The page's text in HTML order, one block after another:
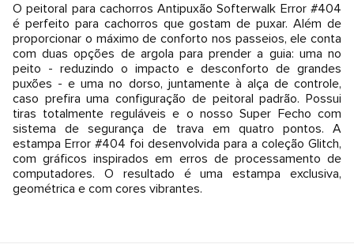
O peitoral para cachorros Antipuxão Softerwalk Error #404
é perfeito para cachorros que gostam de puxar. Além de
proporcionar o máximo de conforto nos passeios, ele conta
com duas opções de argola para prender a guia: uma no
peito - reduzindo o impacto e desconforto de grandes
puxões - e uma no dorso, juntamente à alça de controle,
caso prefira uma configuração de peitoral padrão. Possui
tiras totalmente reguláveis e o nosso Super Fecho com
sistema de segurança de trava em quatro pontos. A
estampa Error #404 foi desenvolvida para a coleção Glitch,
com gráficos inspirados em erros de processamento de
computadores. O resultado é uma estampa exclusiva,
geométrica e com cores vibrantes.